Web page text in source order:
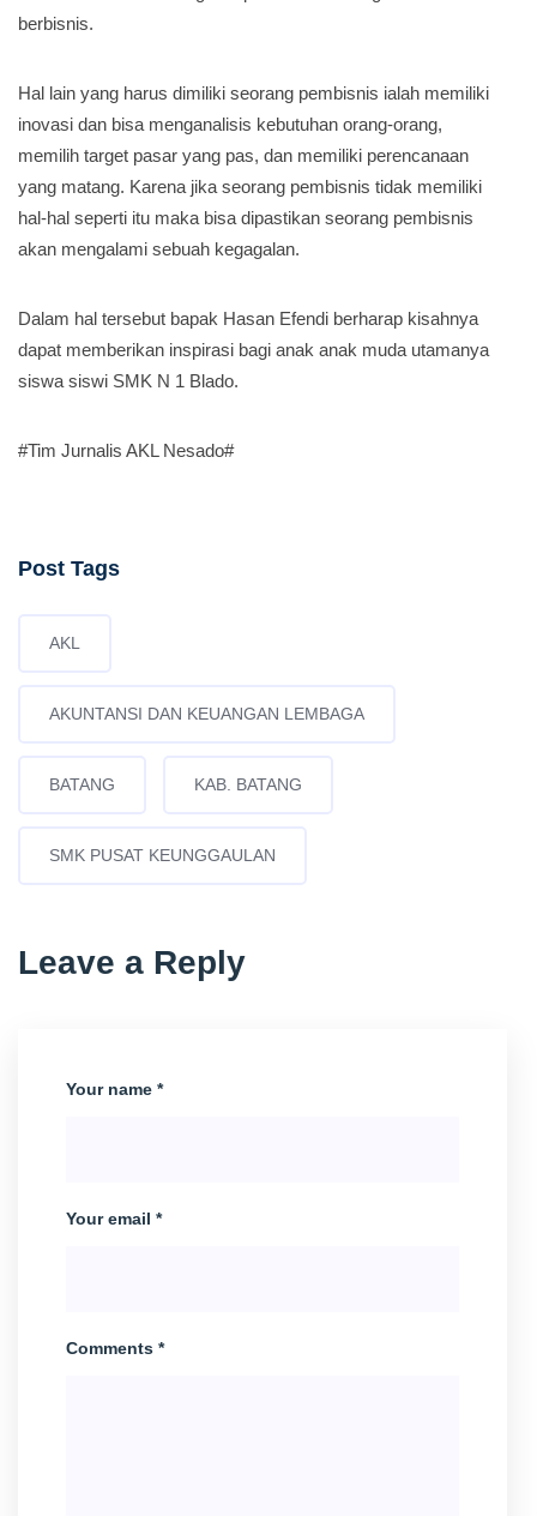
berbisnis.
Hal lain yang harus dimiliki seorang pembisnis ialah memiliki
inovasi dan bisa menganalisis kebutuhan orang-orang,
memilih target pasar yang pas, dan memiliki perencanaan
yang matang. Karena jika seorang pembisnis tidak memiliki
hal-hal seperti itu maka bisa dipastikan seorang pembisnis
akan mengalami sebuah kegagalan.
Dalam hal tersebut bapak Hasan Efendi berharap kisahnya
dapat memberikan inspirasi bagi anak anak muda utamanya
siswa siswi SMK N 1 Blado.
#Tim Jurnalis AKL Nesado#
Post Tags
AKL
AKUNTANSI DAN KEUANGAN LEMBAGA
BATANG KAB. BATANG
SMK PUSAT KEUNGGAULAN
Leave a Reply
Your name *
Your email *
Comments *